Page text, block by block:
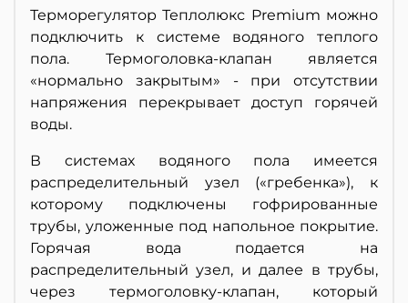
Терморегулятор Теплолюкс Premium можно
подключить к системе водяного теплого
пола. Термоголовка-клапан является
«нормально закрытым» - при отсутствии
напряжения перекрывает доступ горячей
воды.
В системах водяного пола имеется
распределительный узел («гребенка»), к
которому подключены гофрированные
трубы, уложенные под напольное покрытие.
Горячая вода подается на
распределительный узел, и далее в трубы,
через термоголовку-клапан, который